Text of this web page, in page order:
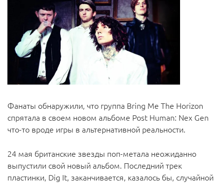
Фанаты обнаружили, что группа Bring Me The Horizon
спрятала в своем новом альбоме Post Human: Nex Gen
что-то вроде игры в альтернативной реальности.
24 мая британские звезды поп-метала неожиданно
выпустили свой новый альбом. Последний трек
пластинки, Dig It, заканчивается, казалось бы, случайной